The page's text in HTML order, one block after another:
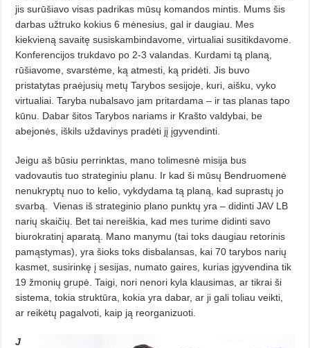
jis surūšiavo visas padrikas mūsų komandos mintis. Mums šis
darbas užtruko kokius 6 mėnesius, gal ir daugiau. Mes
kiekvieną savaitę susiskambindavome, virtualiai susitikdavome.
Konferencijos trukdavo po 2-3 valandas. Kurdami tą planą,
rūšiavome, svarstėme, ką atmesti, ką pridėti. Jis buvo
pristatytas praėjusių metų Tarybos sesijoje, kuri, aišku, vyko
virtualiai. Taryba nubalsavo jam pritardama – ir tas planas tapo
kūnu. Dabar šitos Tarybos nariams ir Krašto valdybai, be
abejonės, iškils uždavinys pradėti jį įgyvendinti.
Jeigu aš būsiu perrinktas, mano tolimesnė misija bus
vadovautis tuo strateginiu planu. Ir kad ši mūsų Bendruomenė
nenukryptų nuo to kelio, vykdydama tą planą, kad suprastų jo
svarbą.
Vienas iš strateginio plano punktų yra – didinti JAV LB
narių skaičių. Bet tai nereiškia, kad mes turime didinti savo
biurokratinį aparatą. Mano manymu (tai toks daugiau retorinis
pamąstymas), yra šioks toks disbalansas, kai 70 tarybos narių
kasmet, susirinkę į sesijas, numato gaires, kurias įgyvendina tik
19 žmonių grupė. Taigi, nori nenori kyla klausimas, ar tikrai ši
sistema, tokia struktūra, kokia yra dabar, ar ji gali toliau veikti,
ar reikėtų pagalvoti, kaip ją reorganizuoti.
J